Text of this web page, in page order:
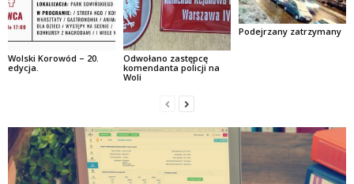
Wolski Korowód – 20.
edycja.
Odwołano zastępcę
komendanta policji na
Woli
Podejrzany zatrzymany